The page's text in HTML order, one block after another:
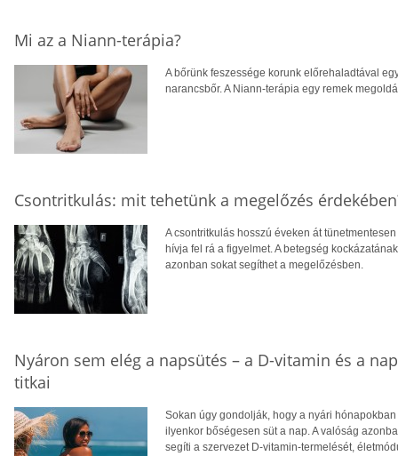
Mi az a Niann-terápia?
A bőrünk feszessége korunk előrehaladtával
narancsbőr. A Niann-terápia egy remek
Csontritkulás: mit tehetünk a megelőzés
A csontritkulás hosszú éveken át
hívja fel rá a figyelmet. A betegség
azonban sokat segíthet a megelőzésben.
Nyáron sem elég a napsütés – a D-vitamin és a
titkai
Sokan úgy gondolják, hogy a nyári
ilyenkor bőségesen süt a nap. A valóság
segíti a szervezet D-vitamin-termelését,